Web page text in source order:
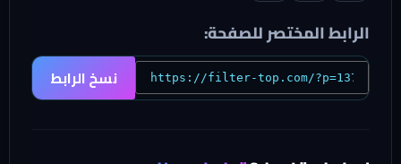
الرابط المختصر للصفحة:
نسخ الرابط